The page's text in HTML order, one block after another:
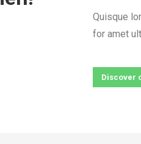
Quisque
for amet
Discover